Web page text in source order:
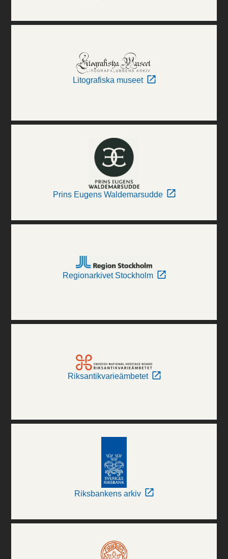
Litografiska museet
Prins Eugens Waldemarsudde
Regionarkivet Stockholm
Riksantikvarieämbetet
Riksbankens arkiv